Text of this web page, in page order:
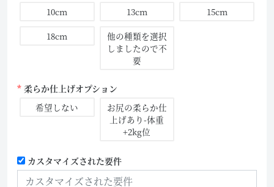
10cm
13cm
15cm
18cm
他の種類を選択
しましたので不
要
柔らか仕上げオプション
希望しない
お尻の柔らか仕
上げあり-体重
+2kg位
カスタマイズされた要件